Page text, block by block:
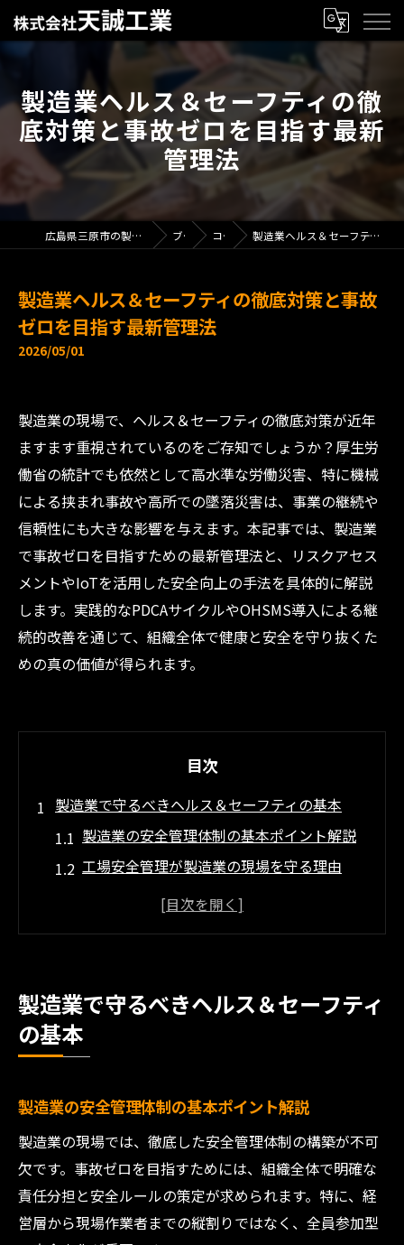
製造業ヘルス＆セーフティの徹
底対策と事故ゼロを目指す最新
管理法
広島県三原市の製造業で求人なら株式会社天誠工業 ブログ コラム 製造業ヘルス＆セーフティの徹底対策と事故ゼロを目指す最新管理法
製造業ヘルス＆セーフティの徹底対策と事故
ゼロを目指す最新管理法
2026/05/01
製造業の現場で、ヘルス＆セーフティの徹底対策が近年
ますます重視されているのをご存知でしょうか？厚生労
働省の統計でも依然として高水準な労働災害、特に機械
による挟まれ事故や高所での墜落災害は、事業の継続や
信頼性にも大きな影響を与えます。本記事では、製造業
で事故ゼロを目指すための最新管理法と、リスクアセス
メントやIoTを活用した安全向上の手法を具体的に解説
します。実践的なPDCAサイクルやOHSMS導入による継
続的改善を通じて、組織全体で健康と安全を守り抜くた
めの真の価値が得られます。
目次
製造業で守るべきヘルス＆セーフティの基本
製造業の安全管理体制の基本ポイント解説
工場安全管理が製造業の現場を守る理由
製造業で必須となる安全教育資料の役割
現場作業を安全にするための実践法
製造業現場で実践する安全管理の具体策
製造業安全教育資料を生かした現場改善
製造業で事故を防ぐための日常的安全対策
事故ゼロへ向けた製造業の最新管理法
製造業で進化する最新の安全管理手法とは
製造業の事故ゼロを目指すPDCAサイクル実
製造業で守るべきヘルス＆セーフティ
の基本
製造業の安全管理体制の基本ポイント解説
製造業の現場では、徹底した安全管理体制の構築が不可
欠です。事故ゼロを目指すためには、組織全体で明確な
責任分担と安全ルールの策定が求められます。特に、経
営層から現場作業者までの縦割りではなく、全員参加型